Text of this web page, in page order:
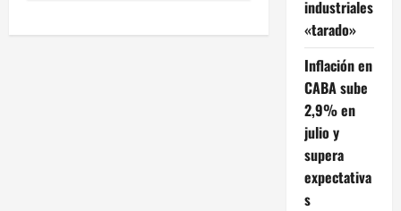
g
industriales
«tarado»
Inflación en
CABA sube
2,9% en
julio y
supera
expectativa
s